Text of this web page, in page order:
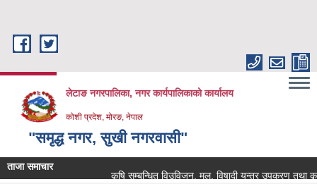
लेटाङ नगरपालिका, नगर कार्यपालिकाको कार्यालय
कोशी प्रदेश, मोरङ, नेपाल
"समृद्ध नगर, सुखी नगरवासी"
ताजा समाचार
कृषि सम्बन्धित विउविजन, मल, विषादी यन्त्र उपकरण तथा कृषि